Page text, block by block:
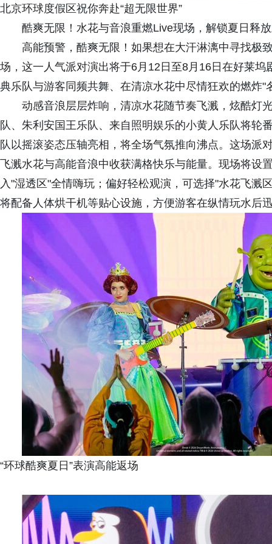
北京环球度假区祝你奔赴“超无限世界”
酷爽无限！水花与音浪重燃Live现场，解锁夏日释
高能预警，酷爽无限！如果想在大汗淋漓中寻找极
场，这一人气派对演出将于6月12日至8月16日在好莱
典乐队与游客同频共舞、在清凉水花中尽情狂欢的燃炸"
动感音浪层层炸响，清凉水花随节奏飞溅，炫酷
队、朱利安国王乐队、来自照明娱乐的小黄人乐队将轮
队以摇滚姿态压轴亮相，将全场气氛推向沸点。这场派
飞溅水花与高能音浪中收获满格快乐与能量。现场将
入"湿透区"全情嗨玩；偏好轻松观演，可选择"水花飞溅
将配备人体烘干机等贴心设施，方便游客在纵情玩水后
“环球酷爽夏日”表演高能返场